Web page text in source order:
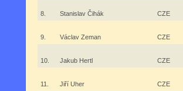
8. Stanislav Čihák CZE
9. Václav Zeman CZE
10. Jakub Hertl CZE
11. Jiří Uher CZE